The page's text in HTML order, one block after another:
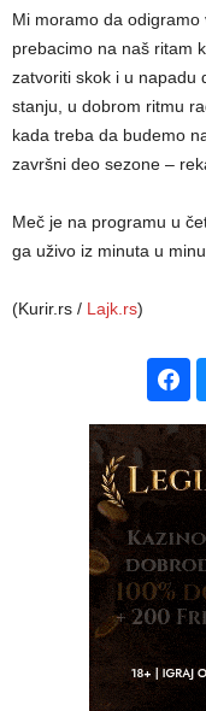
Mi moramo da
prebacimo na naš ritam
zatvoriti skok i u napadu
stanju, u dobrom ritmu
kada treba da budemo
završni deo sezone –
Meč je na programu u
ga uživo iz minuta u
(Kurir.rs / Lajk.rs)